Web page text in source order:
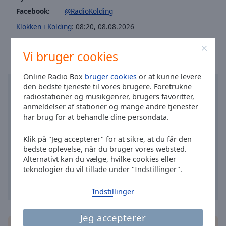
Vi bruger cookies
Online Radio Box bruger cookies or at kunne levere
den bedste tjeneste til vores brugere. Foretrukne
radiostationer og musikgenrer, brugers favoritter,
anmeldelser af stationer og mange andre tjenester
har brug for at behandle dine persondata.
Klik på "Jeg accepterer" for at sikre, at du får den
bedste oplevelse, når du bruger vores websted.
Alternativt kan du vælge, hvilke cookies eller
teknologier du vil tillade under "Indstillinger".
Jeg accepterer
Indstillinger
Background
Color
Opacity
Facebook:
@RadioKolding
Klokken i Kolding: 08:20, 08.08.2026